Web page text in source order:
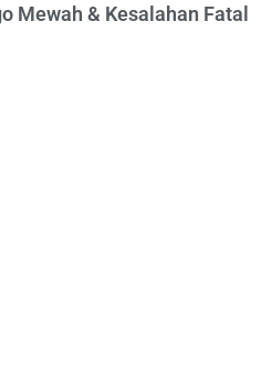
Mewah & Kesalahan Fatal